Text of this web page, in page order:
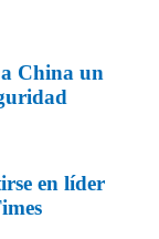
China un
en líder